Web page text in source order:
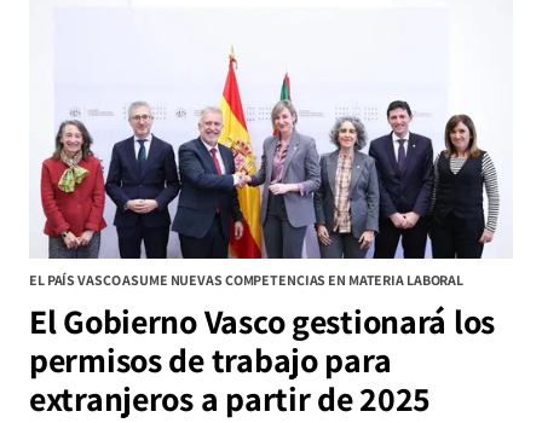
EL PAÍS VASCO ASUME NUEVAS COMPETENCIAS EN MATERIA LABORAL
El Gobierno Vasco gestionará los
permisos de trabajo para
extranjeros a partir de 2025